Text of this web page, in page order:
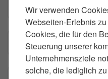
1. Was ist ein
2. Welche Pflichten
Wir verwenden
Webseiten-Erlebnis
Cookies, die für den
Steuerung unserer
Unternehmensziele
solche, die lediglich